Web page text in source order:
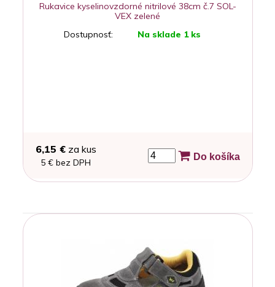
Rukavice kyselinovzdorné nitrilové 38cm č.7 SOL-
VEX zelené
Dostupnosť:
Na sklade 1 ks
6,15 €za kus
5 € bez DPH
Do košíka